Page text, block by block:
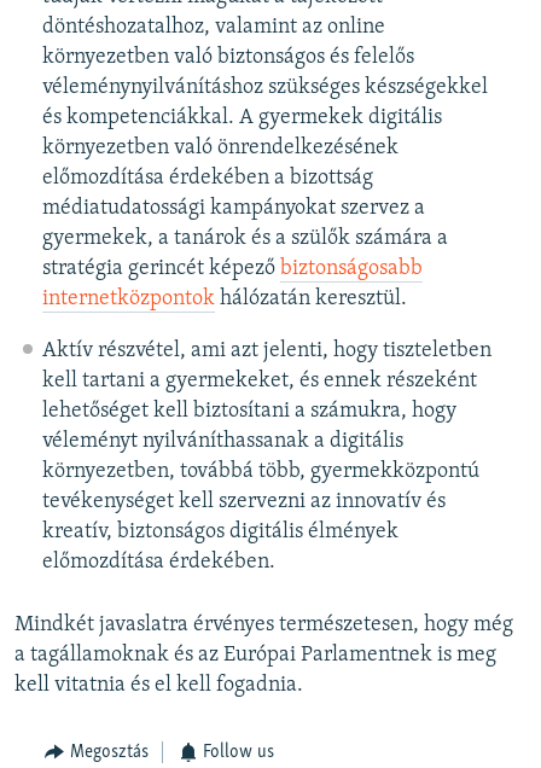
döntéshozatalhoz, valamint az online
környezetben való biztonságos és felelős
véleménynyilvánításhoz szükséges készségekkel
és kompetenciákkal. A gyermekek digitális
környezetben való önrendelkezésének
előmozdítása érdekében a bizottság
médiatudatossági kampányokat szervez a
gyermekek, a tanárok és a szülők számára a
stratégia gerincét képező biztonságosabb
internetközpontokhálózatán keresztül.
Aktív részvétel, ami azt jelenti, hogy tiszteletben
kell tartani a gyermekeket, és ennek részeként
lehetőséget kell biztosítani a számukra, hogy
véleményt nyilváníthassanak a digitális
környezetben, továbbá több, gyermekközpontú
tevékenységet kell szervezni az innovatív és
kreatív, biztonságos digitális élmények
előmozdítása érdekében.
Mindkét javaslatra érvényes természetesen, hogy még
a tagállamoknak és az Európai Parlamentnek is meg
kell vitatnia és el kell fogadnia.
Megosztás Follow us